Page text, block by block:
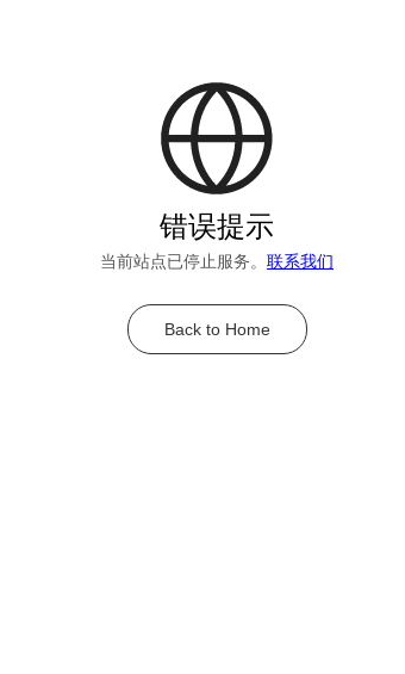
错误提示
当前站点已停止服务。 联系我们
Back to Home